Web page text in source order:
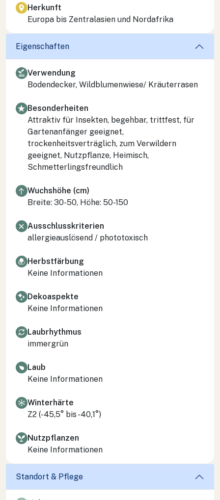
Herkunft
Europa bis Zentralasien und Nordafrika
Eigenschaften
Verwendung
Bodendecker, Wildblumenwiese/ Kräuterrasen
Besonderheiten
Attraktiv für Insekten, begehbar, trittfest, für
Gartenanfänger geeignet,
trockenheitsverträglich, zum Verwildern
geeignet, Nutzpflanze, Heimisch,
Schmetterlingsfreundlich
Wuchshöhe (cm)
Breite: 30-50, Höhe: 50-150
Ausschlusskriterien
allergieauslösend / phototoxisch
Herbstfärbung
Keine Informationen
Dekoaspekte
Keine Informationen
Laubrhythmus
immergrün
Laub
Keine Informationen
Winterhärte
Z2 (-45,5° bis -40,1°)
Nutzpflanzen
Keine Informationen
Standort & Pflege